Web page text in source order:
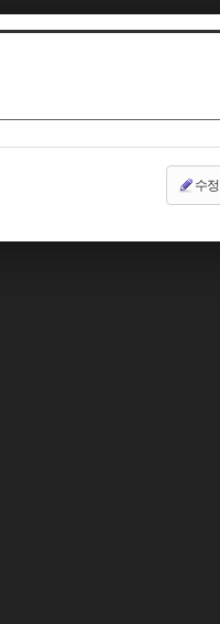
수정
스케치북5
스케치북5